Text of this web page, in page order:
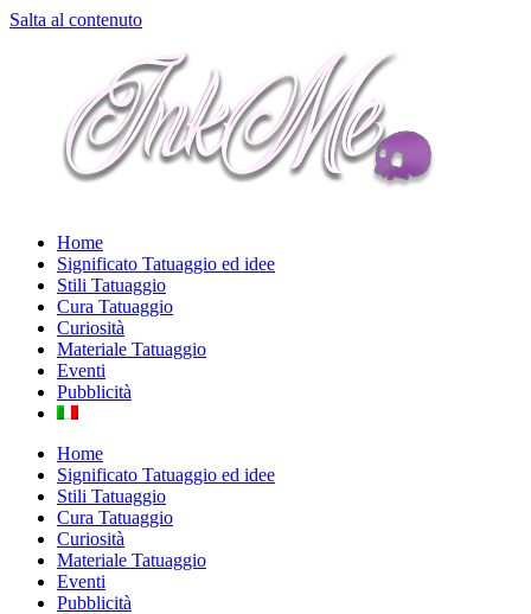
Salta al contenuto
Home
Significato Tatuaggio ed idee
Stili Tatuaggio
Cura Tatuaggio
Curiosità
Materiale Tatuaggio
Eventi
Pubblicità
Home
Significato Tatuaggio ed idee
Stili Tatuaggio
Cura Tatuaggio
Curiosità
Materiale Tatuaggio
Eventi
Pubblicità